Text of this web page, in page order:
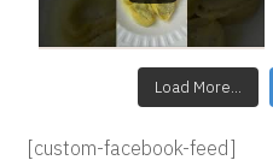
Load More...
[custom-facebook-feed]